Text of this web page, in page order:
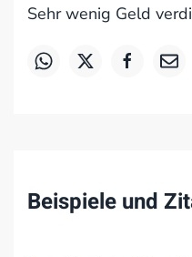
Sehr wenig Geld
Beispiele und